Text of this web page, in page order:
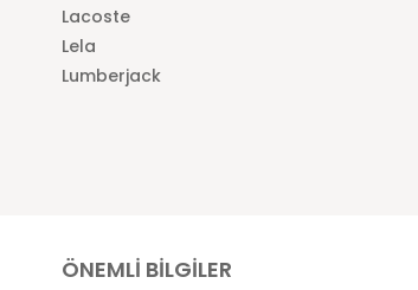
Lacoste
Lela
Lumberjack
ÖNEMLİ BİLGİLER